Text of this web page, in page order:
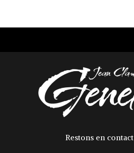
Restons en contact